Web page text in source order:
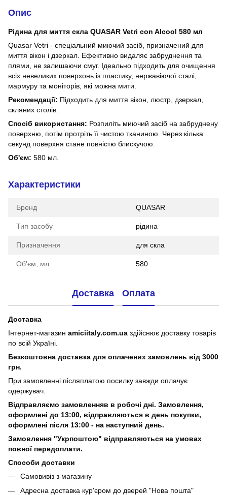
Опис
Рідина для миття скла QUASAR Vetri con Alcool 580 мл
Quasar Vetri - спеціальний миючий засіб, призначений для
миття вікон і дзеркал. Ефективно видаляє забруднення та
плями, не залишаючи смуг. Ідеально підходить для очищення
всіх невеликих поверхонь із пластику, нержавіючої сталі,
мармуру та моніторів, які можна мити.
Рекомендації: Підходить для миття вікон, люстр, дзеркал,
скляних столів.
Спосіб використання: Розпиліть миючий засіб на забруднену
поверхню, потім протріть її чистою тканиною. Через кілька
секунд поверхня стане повністю блискучою.
Об'єм: 580 мл.
Характеристики
Бренд QUASAR
Тип засобу рідина
Призначення для скла
Об'єм, мл 580
Доставка Оплата
Доставка
Інтернет-магазин amiciitaly.com.ua здійснює доставку товарів
по всій Україні.
Безкоштовна доставка для оплачених замовлень від 3000
грн.
При замовленні післяплатою посилку завжди оплачує
одержувач.
Відправляємо замовленняв в робочі дні. Замовлення,
оформлені до 13:00, відправляються в день покупки,
оформлені після 13:00 - на наступний день.
Замовлення "Укрпоштою" відправляються на умовах
повної передоплати.
Способи доставки
Самовивіз з магазину
Адресна доставка кур'єром до дверей "Нова пошта"